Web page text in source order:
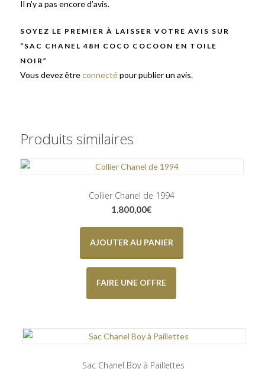
Il n’y a pas encore d’avis.
SOYEZ LE PREMIER À LAISSER VOTRE AVIS SUR
“SAC CHANEL 48H COCO COCOON EN TOILE
NOIR”
Vous devez êtreconnectépour publier un avis.
Produits similaires
Collier Chanel de 1994
1.800,00€
AJOUTER AU PANIER
FAIRE UNE OFFRE
Sac Chanel Boy à Paillettes